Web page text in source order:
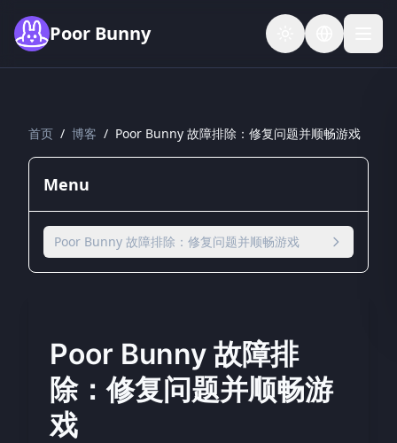
Poor Bunny
首页 / 博客 / Poor Bunny 故障排除：修复问题并顺畅游戏
Menu
Poor Bunny 故障排除：修复问题并顺畅游戏
Poor Bunny 故障排
除：修复问题并顺畅游
戏